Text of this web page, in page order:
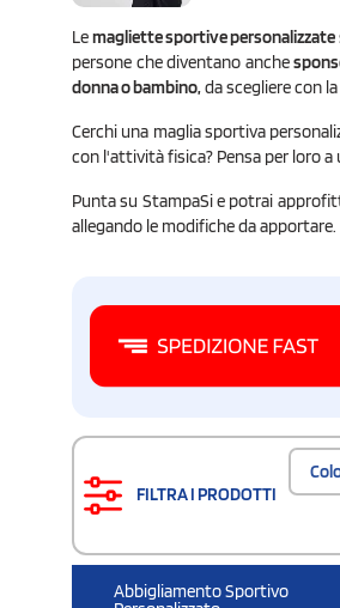
Lemagliette sportive personalizzate
persone che diventano anche
donna o bambino,da scegliere con
Cerchi una maglia sportiva
con l'attività fisica? Pensa per loro
Punta su StampaSi e potrai
allegando le modifiche da apportare.
FILTRA I PRODOTTI
Abbigliamento Sportivo